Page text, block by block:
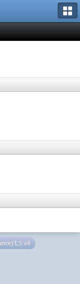
LS v4